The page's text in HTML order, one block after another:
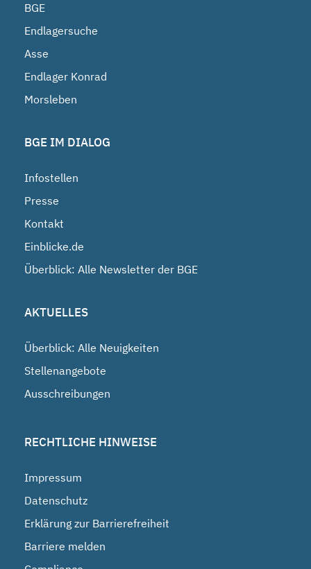
BGE
Endlagersuche
Asse
Endlager Konrad
Morsleben
BGE IM DIALOG
Infostellen
Presse
Kontakt
Einblicke.de
Überblick: Alle Newsletter der BGE
AKTUELLES
Überblick: Alle Neuigkeiten
Stellenangebote
Ausschreibungen
RECHTLICHE HINWEISE
Impressum
Datenschutz
Erklärung zur Barrierefreiheit
Barriere melden